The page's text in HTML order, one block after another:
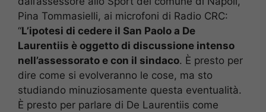
Pina Tommasielli, ai microfoni di Radio CRC:
“L’ipotesi di cedere il San Paolo a De
Laurentiis è oggetto di discussione intenso
nell’assessorato e con il sindaco. È presto per
dire come si evolveranno le cose, ma sto
studiando minuziosamente questa eventualità.
È presto per parlare di De Laurentiis come